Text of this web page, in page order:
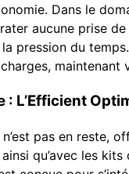
Dans le
aucune prise
pression du
maintenant
: L’Efficient
pas en reste,
qu’avec les